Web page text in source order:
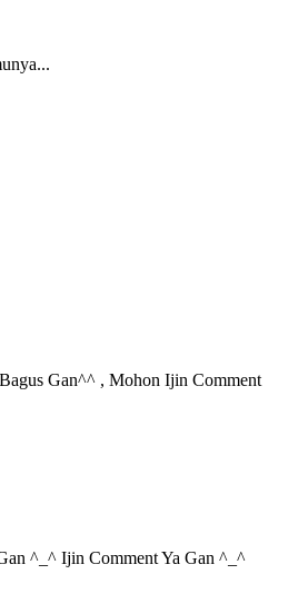
Gan^^ , Mohon Ijin Comment
^_^ Ijin Comment Ya Gan ^_^